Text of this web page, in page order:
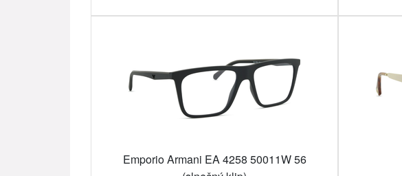
Emporio Armani EA 4258 50011W 56